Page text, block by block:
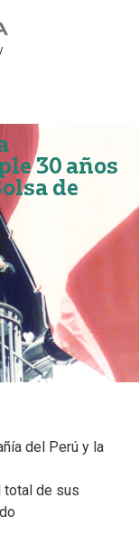
30 años
de
del Perú y la
total de sus